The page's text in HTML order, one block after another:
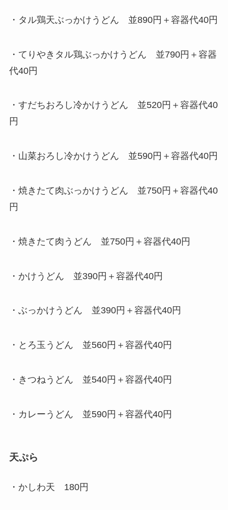
・タル鶏天ぶっかけうどん 並890円＋容器代40円
・てりやきタル鶏ぶっかけうどん 並790円＋容器
代40円
・すだちおろし冷かけうどん 並520円＋容器代40
円
・山菜おろし冷かけうどん 並590円＋容器代40円
・焼きたて肉ぶっかけうどん 並750円＋容器代40
円
・焼きたて肉うどん 並750円＋容器代40円
・かけうどん 並390円＋容器代40円
・ぶっかけうどん 並390円＋容器代40円
・とろ玉うどん 並560円＋容器代40円
・きつねうどん 並540円＋容器代40円
・カレーうどん 並590円＋容器代40円
天ぷら
・かしわ天 180円